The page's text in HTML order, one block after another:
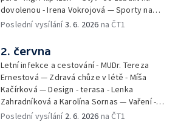
dovolenou - Irena Vokrojová — Sporty na
léto - paddleboard — Alžběta Jungrová —
Heřmánková, Zdeněk Žák, Josef Vrána
Poslední vysílání3. 6. 2026 na ČT1
2. června
Letní infekce a cestování - MUDr. Tereza
Ernestová — Zdravá chůze v létě - Míša
Kačírková — Design - terasa - Lenka
Zahradníková a Karolína Sornas — Vaření -
jahody - Simona Machurová — Letní sporty -
Poslední vysílání 2. 6. 2026 na ČT1